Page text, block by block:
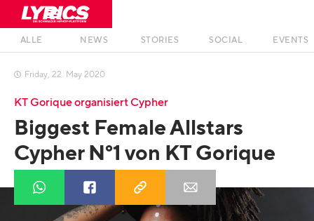
ALLE NEWS STORIES SOCIAL EVENTS
 Friday, 22. May 2020
KT Gorique organisiert Cypher
Biggest Female Allstars
Cypher N°1 von KT Gorique